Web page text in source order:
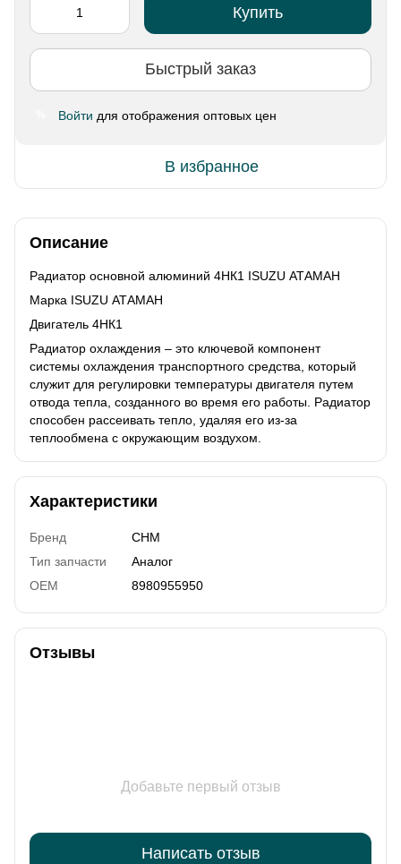
Купить
Быстрый заказ
Войти для отображения оптовых цен
В избранное
Описание
Радиатор основной алюминий 4НК1 ISUZU АТАМАН
Марка ISUZU АТАМАН
Двигатель 4НК1
Радиатор охлаждения – это ключевой компонент
системы охлаждения транспортного средства, который
служит для регулировки температуры двигателя путем
отвода тепла, созданного во время его работы. Радиатор
способен рассеивать тепло, удаляя его из-за
теплообмена с окружающим воздухом.
Характеристики
Бренд
CHM
Тип запчасти
Аналог
OEM
8980955950
Отзывы
Добавьте первый отзыв
Написать отзыв